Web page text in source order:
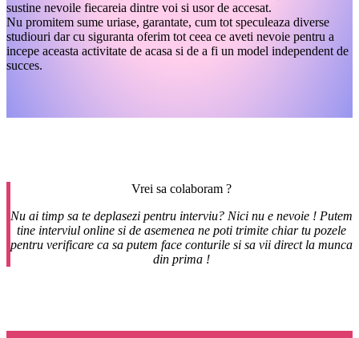
sustine nevoile fiecareia dintre voi si usor de accesat.
Nu promitem sume uriase, garantate, cum tot speculeaza diverse
studiouri dar cu siguranta oferim tot ceea ce aveti nevoie pentru a
incepe aceasta activitate de acasa si de a fi un model independent de
succes.
Vrei sa colaboram ?
Nu ai timp sa te deplasezi pentru interviu? Nici nu e nevoie ! Putem
tine interviul online si de asemenea ne poti trimite chiar tu pozele
pentru verificare ca sa putem face conturile si sa vii direct la munca
din prima !